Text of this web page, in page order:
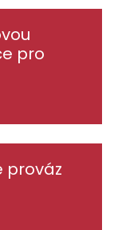
pro
prováz